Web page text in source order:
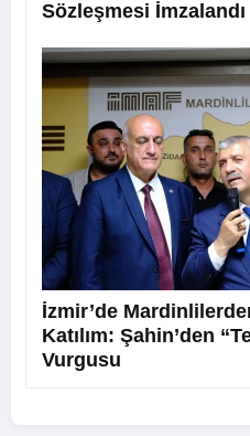
Sözleşmesi İmzalandı
İzmir’de
Katılım: Şahin’den
Vurgusu